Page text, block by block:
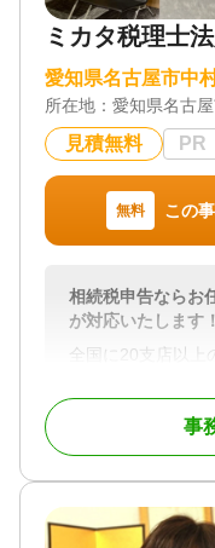
対応地域
愛知県全域
対応業務
遺言書 / 遺産分割
棄 / 家族信託 / 相
相続人調査
対応体制
電話相談可 / 訪問
時以降相談可 / オ
ミカタ税理士
愛知県名古屋市中
所在地： 愛知県名古
見積無料 PR
無料 この
相続税申告ならお
が対応いたします！
全国に20支店以
みとしている税理
問は何なりとお申
フが親切丁寧に対
職員であった税理
対応地域
事